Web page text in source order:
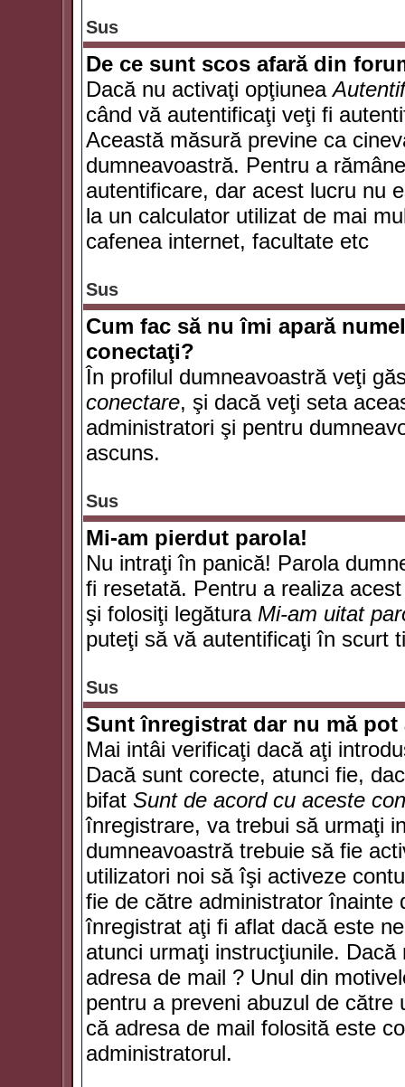
Sus
De ce sunt scos afară din
Dacă nu activaţi opţiunea
când vă autentificaţi veţi fi
Această măsură previne ca
dumneavoastră. Pentru a
autentificare, dar acest lucru nu
la un calculator utilizat de mai
cafenea internet, facultate etc
Sus
Cum fac să nu îmi apară
conectaţi?
În profilul dumneavoastră veţi
conectare, şi dacă veţi seta
administratori şi pentru
ascuns.
Sus
Mi-am pierdut parola!
Nu intraţi în panică! Parola
fi resetată. Pentru a realiza
şi folosiţi legătura Mi-am uitat
puteţi să vă autentificaţi în scurt
Sus
Sunt înregistrat dar nu mă
Mai intâi verificaţi dacă aţi
Dacă sunt corecte, atunci fie,
bifat Sunt de acord cu aceste
înregistrare, va trebui să urmaţi
dumneavoastră trebuie să fie
utilizatori noi să îşi activeze
fie de către administrator înainte
înregistrat aţi fi aflat dacă este
atunci urmaţi instrucţiunile.
adresa de mail ? Unul din
pentru a preveni abuzul de către
că adresa de mail folosită este
administratorul.